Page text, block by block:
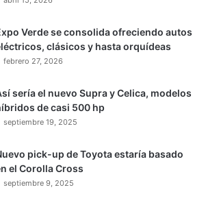
Verde se consolida ofreciendo autos
clásicos y hasta orquídeas
febrero 27, 2026
sería el nuevo Supra y Celica, modelos
de casi 500 hp
septiembre 19, 2025
pick-up de Toyota estaría basado
el Corolla Cross
septiembre 9, 2025